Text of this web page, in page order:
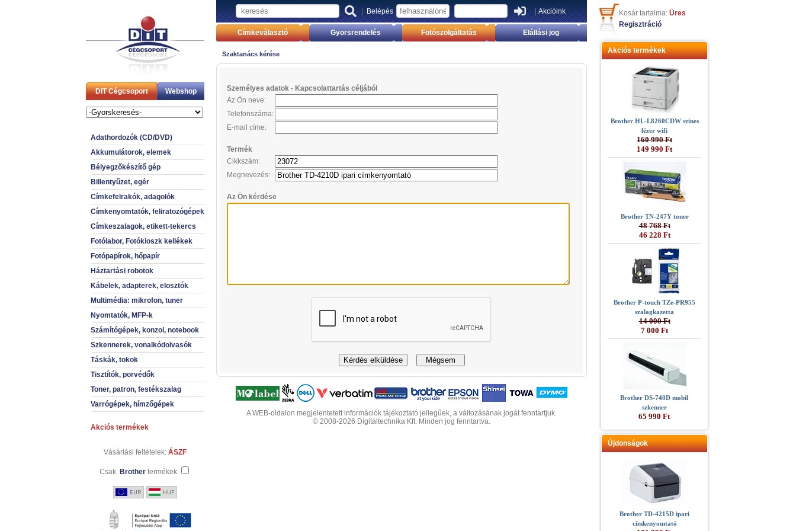
DIT Cégcsoport Webshop
Adathordozók (CD/DVD)
Akkumulátorok, elemek
Bélyegzőkészítő gép
Billentyűzet, egér
Címkefelrakók, adagolók
Címkenyomtatók, feliratozógépek
Címkeszalagok, etikett-tekercs
Fotólabor, Fotókioszk kellékek
Fotópapírok, hőpapír
Háztartási robotok
Kábelek, adapterek, elosztók
Multimédia: mikrofon, tuner
Nyomtatók, MFP-k
Számítógépek, konzol, notebook
Szkennerek, vonalkódolvasók
Táskák, tokok
Tisztítók, porvédők
Toner, patron, festékszalag
Varrógépek, hímzőgépek
Akciós termékek
Vásárlási feltételek: ÁSZF
Csak Brother termékek
|Belépés |Akcióink
Címkeválasztó Gyorsrendelés Fotószolgáltatás Elállási jog
Szaktanács kérése
Személyes adatok - Kapcsolattartás céljából
Az Ön neve:
Telefonszáma:
E-mail címe:
Termék
Cikkszám:
Megnevezés:
Az Ön kérdése
A WEB-oldalon megjelentetett információk tájékoztató jellegűek, a változásának jogát fenntartjuk.
© 2008-2026 Digitáltechnika Kft. Minden jog fenntartva.
Kosár tartalma: Üres
Regisztráció
Akciós termékek
Brother HL-L8260CDW színes
lézer wifi
160 990 Ft
149 990 Ft
Brother TN-247Y toner
48 768 Ft
46 228 Ft
Brother P-touch TZe-PR955
szalagkazetta
14 000 Ft
7 000 Ft
Brother DS-740D mobil
szkenner
65 990 Ft
Újdonságok
Brother TD-4215D ipari
címkenyomtató